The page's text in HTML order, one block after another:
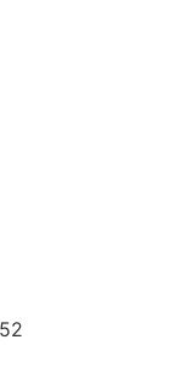
όσα